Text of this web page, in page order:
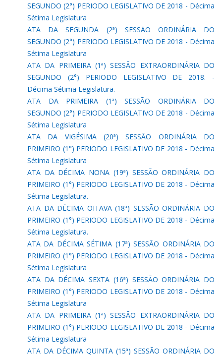
SEGUNDO (2°) PERIODO LEGISLATIVO DE 2018 - Décima
Sétima Legislatura
ATA DA SEGUNDA (2ª) SESSÃO ORDINÁRIA DO
SEGUNDO (2°) PERIODO LEGISLATIVO DE 2018 - Décima
Sétima Legislatura
ATA DA PRIMEIRA (1ª) SESSÃO EXTRAORDINÁRIA DO
SEGUNDO (2°) PERIODO LEGISLATIVO DE 2018. -
Décima Sétima Legislatura.
ATA DA PRIMEIRA (1ª) SESSÃO ORDINÁRIA DO
SEGUNDO (2°) PERIODO LEGISLATIVO DE 2018 - Décima
Sétima Legislatura
ATA DA VIGÉSIMA (20ª) SESSÃO ORDINÁRIA DO
PRIMEIRO (1°) PERIODO LEGISLATIVO DE 2018 - Décima
Sétima Legislatura
ATA DA DÉCIMA NONA (19ª) SESSÃO ORDINÁRIA DO
PRIMEIRO (1°) PERIODO LEGISLATIVO DE 2018 - Décima
Sétima Legislatura.
ATA DA DÉCIMA OITAVA (18ª) SESSÃO ORDINÁRIA DO
PRIMEIRO (1°) PERIODO LEGISLATIVO DE 2018 - Décima
Sétima Legislatura.
ATA DA DÉCIMA SÉTIMA (17ª) SESSÃO ORDINÁRIA DO
PRIMEIRO (1°) PERIODO LEGISLATIVO DE 2018 - Décima
Sétima Legislatura
ATA DA DÉCIMA SEXTA (16ª) SESSÃO ORDINÁRIA DO
PRIMEIRO (1°) PERIODO LEGISLATIVO DE 2018 - Décima
Sétima Legislatura
ATA DA PRIMEIRA (1ª) SESSÃO EXTRAORDINÁRIA DO
PRIMEIRO (1°) PERIODO LEGISLATIVO DE 2018 - Décima
Sétima Legislatura
ATA DA DÉCIMA QUINTA (15ª) SESSÃO ORDINÁRIA DO